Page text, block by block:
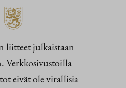
liitteet julkaistaan
Verkkosivustoilla
eivät ole virallisia